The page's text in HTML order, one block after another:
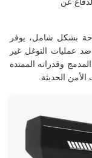
بشكل شامل، يوفر
عمليات التوغل غير
وقدراته الممتدة
الحديثة.